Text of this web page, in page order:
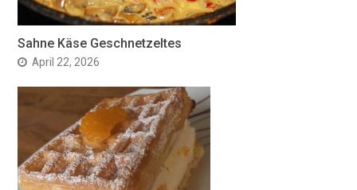
Sahne Käse Geschnetzeltes
April 22, 2026